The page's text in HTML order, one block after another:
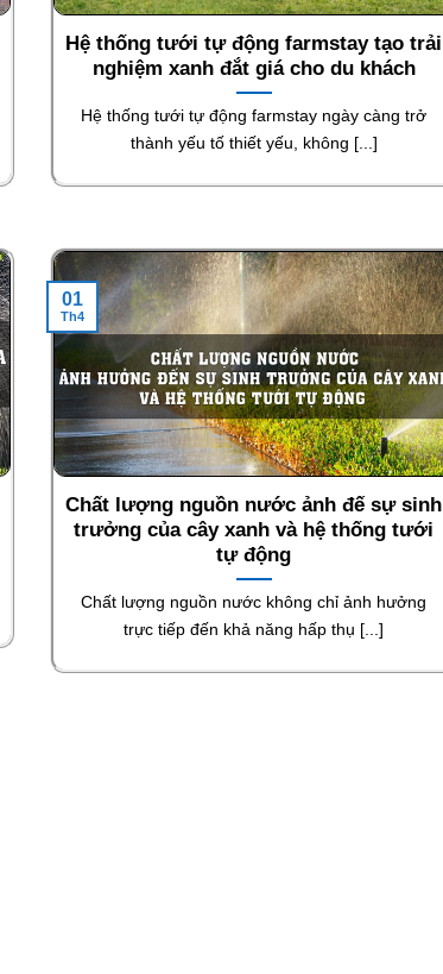
Hệ thống tưới tự động farmstay tạo trải
nghiệm xanh đắt giá cho du khách
Hệ thống tưới tự động farmstay ngày càng trở
thành yếu tố thiết yếu, không [...]
Chất lượng nguồn nước ảnh đế sự sinh
trưởng của cây xanh và hệ thống tưới
tự động
Chất lượng nguồn nước không chỉ ảnh hưởng
trực tiếp đến khả năng hấp thụ [...]
01
Th4